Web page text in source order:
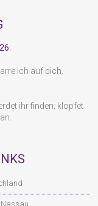
ich auf dich.
ihr finden; klopfet
Nassau